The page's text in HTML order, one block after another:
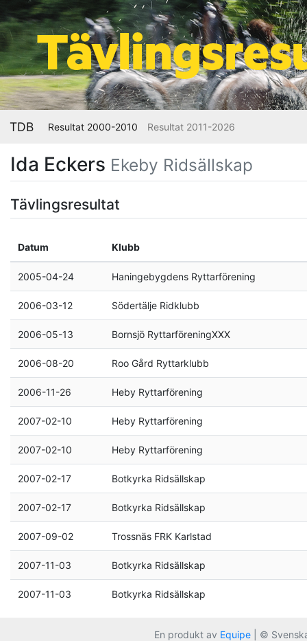
TDB Resultat 2000-2010 Resultat 2011-2026
Ida Eckers Ekeby Ridsällskap
Tävlingsresultat
Datum Klubb
2005-04-24 Haningebygdens Ryttarförening
2006-03-12 Södertälje Ridklubb
2006-05-13 Bornsjö RyttarföreningXXX
2006-08-20 Roo Gård Ryttarklubb
2006-11-26 Heby Ryttarförening
2007-02-10 Heby Ryttarförening
2007-02-10 Heby Ryttarförening
2007-02-17 Botkyrka Ridsällskap
2007-02-17 Botkyrka Ridsällskap
2007-09-02 Trossnäs FRK Karlstad
2007-11-03 Botkyrka Ridsällskap
2007-11-03 Botkyrka Ridsällskap
En produkt av Equipe | ©